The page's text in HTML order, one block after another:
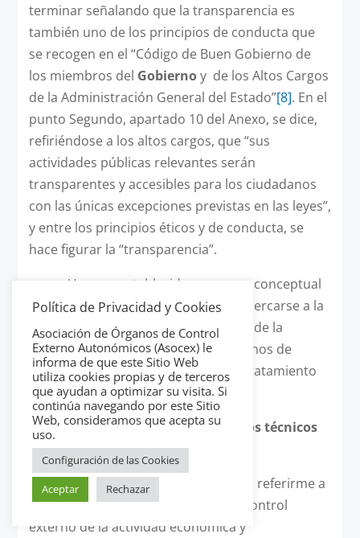
terminar señalando que la transparencia es
también uno de los principios de conducta que
se recogen en el “Código de Buen Gobierno de
los miembros del Gobiernoy de los Altos Cargos
de la Administración General del Estado”[8]. En el
punto Segundo, apartado 10 del Anexo, se dice,
refiriéndose a los altos cargos, que “sus
actividades públicas relevantes serán
transparentes y accesibles para los ciudadanos
con las únicas excepciones previstas en las leyes”,
y entre los principios éticos y de conducta, se
hace figurar la “transparencia”.
Una vez establecido un marco conceptual
de referencia, creo que es hora de acercarse a la
visión que desde los medios se tiene de la
información proveniente de los órganos de
control de las cuentas públicas y al tratamiento
de la misma.
La comunicación en los organismos técnicos
fiscalizadores o de control
Ahora sí voy específicamente a referirme a
aquellos órganos cuya misión es el control
externo de la actividad económica y
Política de Privacidad y Cookies
Asociación de Órganos de Control
Externo Autonómicos (Asocex) le
informa de que este Sitio Web
utiliza cookies propias y de terceros
que ayudan a optimizar su visita. Si
continúa navegando por este Sitio
Web, consideramos que acepta su
uso.
Configuración de las Cookies
Aceptar
Rechazar